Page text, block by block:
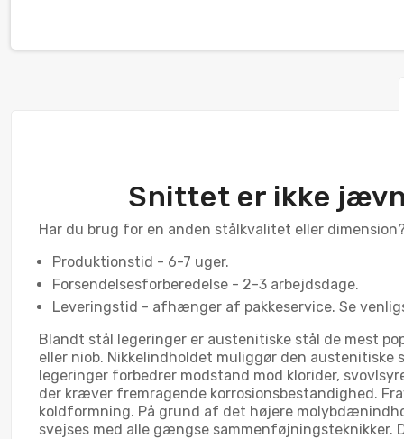
Snittet er ikke
Har du brug for en anden stålkvalitet eller
Produktionstid - 6-7 uger.
Forsendelsesforberedelse - 2-3 arbejdsdage.
Leveringstid - afhænger af pakkeservice. Se
Blandt stål legeringer er austenitiske stål de mest
eller niob. Nikkelindholdet muliggør den
legeringer forbedrer modstand mod klorider,
der kræver fremragende korrosionsbestandighed.
koldformning. På grund af det højere
svejses med alle gængse